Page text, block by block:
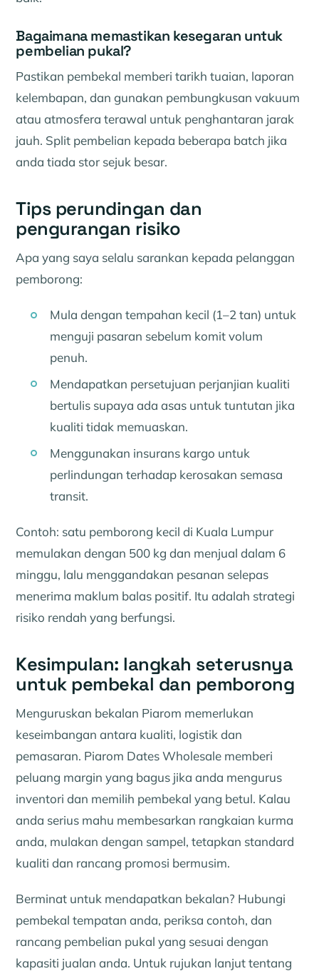
Bagaimana memastikan kesegaran untuk
pembelian pukal?
Pastikan pembekal memberi tarikh tuaian, laporan
kelembapan, dan gunakan pembungkusan vakuum
atau atmosfera terawal untuk penghantaran jarak
jauh. Split pembelian kepada beberapa batch jika
anda tiada stor sejuk besar.
Tips perundingan dan
pengurangan risiko
Apa yang saya selalu sarankan kepada pelanggan
pemborong:
Mula dengan tempahan kecil (1–2 tan) untuk
menguji pasaran sebelum komit volum
penuh.
Mendapatkan persetujuan perjanjian kualiti
bertulis supaya ada asas untuk tuntutan jika
kualiti tidak memuaskan.
Menggunakan insurans kargo untuk
perlindungan terhadap kerosakan semasa
transit.
Contoh: satu pemborong kecil di Kuala Lumpur
memulakan dengan 500 kg dan menjual dalam 6
minggu, lalu menggandakan pesanan selepas
menerima maklum balas positif. Itu adalah strategi
risiko rendah yang berfungsi.
Kesimpulan: langkah seterusnya
untuk pembekal dan pemborong
Menguruskan bekalan Piarom memerlukan
keseimbangan antara kualiti, logistik dan
pemasaran. Piarom Dates Wholesale memberi
peluang margin yang bagus jika anda mengurus
inventori dan memilih pembekal yang betul. Kalau
anda serius mahu membesarkan rangkaian kurma
anda, mulakan dengan sampel, tetapkan standard
kualiti dan rancang promosi bermusim.
Berminat untuk mendapatkan bekalan? Hubungi
pembekal tempatan anda, periksa contoh, dan
rancang pembelian pukal yang sesuai dengan
kapasiti jualan anda. Untuk rujukan lanjut tentang